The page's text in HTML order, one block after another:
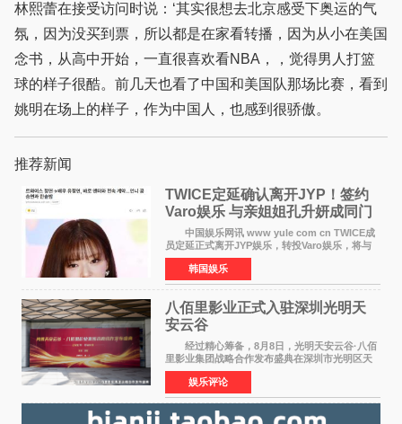
林熙蕾在接受访问时说：‘其实很想去北京感受下奥运的气
氛，因为没买到票，所以都是在家看转播，因为从小在美国
念书，从高中开始，一直很喜欢看NBA，，觉得男人打篮
球的样子很酷。前几天也看了中国和美国队那场比赛，看到
姚明在场上的样子，作为中国人，也感到很骄傲。
推荐新闻
TWICE定延确认离开JYP！签约
Varo娱乐 与亲姐姐孔升妍成同门
中国娱乐网讯 www yule com cn TWICE成
员定延正式离开JYP娱乐，转投Varo娱乐，将与
亲姐姐孔升妍成为同门。 Varo娱乐于10日通
过官方SNS宣布："能与拥有多彩魅力和无限潜力
的俞定延结下珍贵
韩国娱乐
八佰里影业正式入驻深圳光明天
安云谷
经过精心筹备，8月8日，光明天安云谷·八佰
里影业集团战略合作发布盛典在深圳市光明区天
安云谷盛大举行，来自DataEye剧查查创始人
&CEO 深圳市微短剧产业协会会长汪祥斌先生、
光明区文化广电旅
娱乐评论